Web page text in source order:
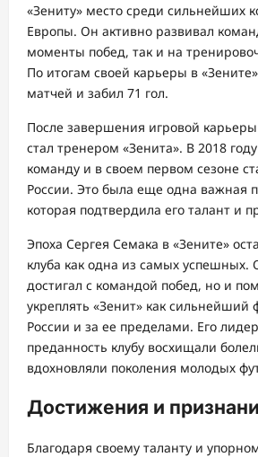
«Зениту» место среди сильнейших
Европы. Он активно развивал
моменты побед, так и на
По итогам своей карьеры в
матчей и забил 71 гол.
После завершения игровой
стал тренером «Зенита». В 2018
команду и в своем первом сезоне
России. Это была еще одна важная
которая подтвердила его талант и
Эпоха Сергея Семака в «Зените»
клуба как одна из самых успешных.
достигал с командой побед, но и
укреплять «Зенит» как сильнейший
России и за ее пределами. Его
преданность клубу восхищали
вдохновляли поколения молодых
Достижения и
Благодаря своему таланту и